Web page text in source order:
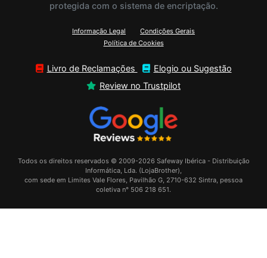
protegida com o sistema de encriptação.
Informação Legal
Condições Gerais
Política de Cookies
Livro de Reclamações
Elogio ou Sugestão
Review no Trustpilot
Todos os direitos reservados © 2009-2026 Safeway Ibérica - Distribuição
Informática, Lda. (LojaBrother),
com sede em Limites Vale Flores, Pavilhão G, 2710-632 Sintra, pessoa
coletiva n° 506 218 651.